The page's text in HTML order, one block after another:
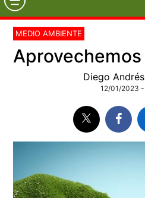
MEDIO AMBIENTE
Diego
12/01/2023